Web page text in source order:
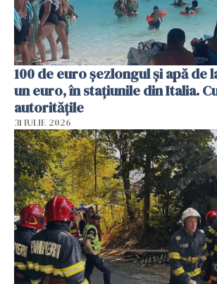
100 de euro șezlongul și apă de
un euro, în stațiunile din Italia.
autoritățile
31 IULIE 2026